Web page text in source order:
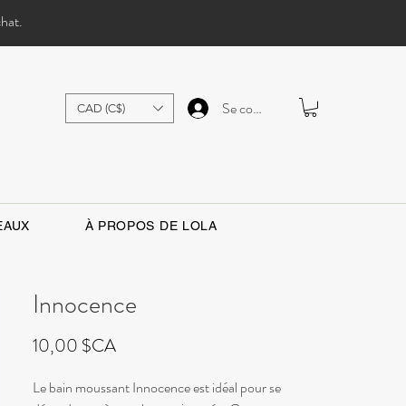
CAD (C$) Se connecter
À PROPOS DE LOLA
Innocence
10,00 $CAPrix
Le bain moussant Innocence est idéal pour se